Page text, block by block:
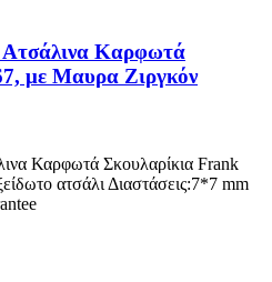
Ατσάλινα Καρφωτά
με Μαυρα Ζιργκόν
Καρφωτά Σκουλαρίκια Frank
ατσάλι Διαστάσεις:7*7 mm